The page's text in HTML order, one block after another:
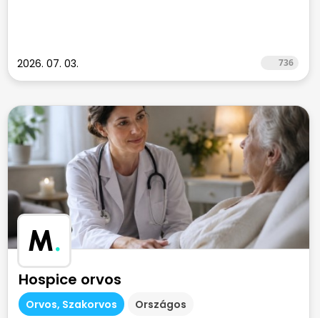
2026. 07. 03. 736
M.
Hospice orvos
Orvos, Szakorvos Országos